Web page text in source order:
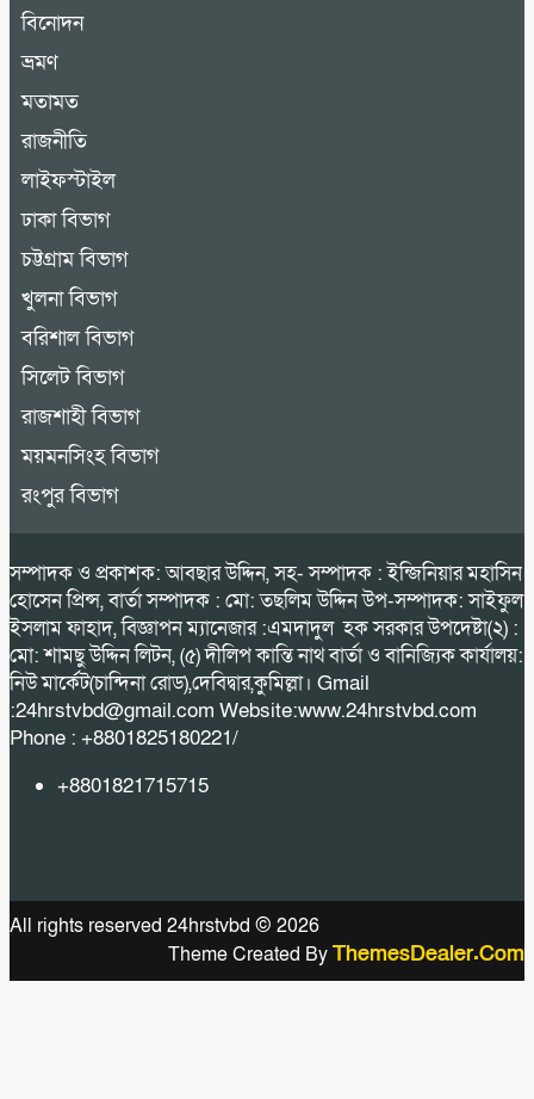
বিনোদন
ভ্রমণ
মতামত
রাজনীতি
লাইফস্টাইল
ঢাকা বিভাগ
চট্টগ্রাম বিভাগ
খুলনা বিভাগ
বরিশাল বিভাগ
সিলেট বিভাগ
রাজশাহী বিভাগ
ময়মনসিংহ বিভাগ
রংপুর বিভাগ
সম্পাদক ও প্রকাশক: আবছার উদ্দিন, সহ- সম্পাদক : ইন্জিনিয়ার মহাসিন
হোসেন প্রিন্স, বার্তা সম্পাদক : মো: তছলিম উদ্দিন উপ-সম্পাদক: সাইফুল
ইসলাম ফাহাদ, বিজ্ঞাপন ম্যানেজার :এমদাদুল হক সরকার উপদেষ্টা(২) :
মো: শামছু উদ্দিন লিটন, (৫) দীলিপ কান্তি নাথ বার্তা ও বানিজ্যিক কার্যালয়:
নিউ মার্কেট(চান্দিনা রোড),দেবিদ্বার,কুমিল্লা। Gmail
:24hrstvbd@gmail.com Website:www.24hrstvbd.com
Phone : +8801825180221/
+8801821715715
All rights reserved 24hrstvbd © 2026
Theme Created ByThemesDealer.Com